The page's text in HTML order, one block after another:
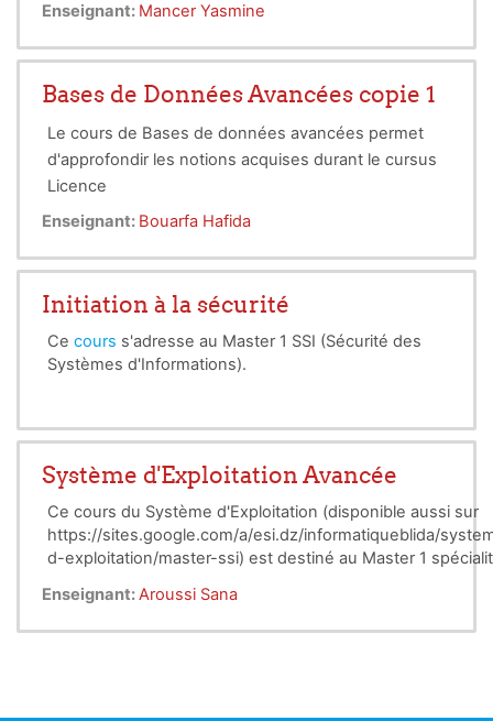
Enseignant: Mancer Yasmine
Bases de Données Avancées copie 1
Le cours de Bases de données avancées permet
d'approfondir les notions acquises durant le cursus
Licence
Enseignant: Bouarfa Hafida
Initiation à la sécurité
Ce cours s'adresse au Master 1 SSI (Sécurité des
Systèmes d'Informations).
Système d'Exploitation Avancée
Ce cours du Système d'Exploitation (disponible aussi sur
https://sites.google.com/a/esi.dz/informatiqueblida/
d-exploitation/master-ssi) est destiné au Master 1
cours est de * Approfondir certaines notions de base des
systèmes d’exploitation telles que la gestion de threads. *
Enseignant:Aroussi Sana